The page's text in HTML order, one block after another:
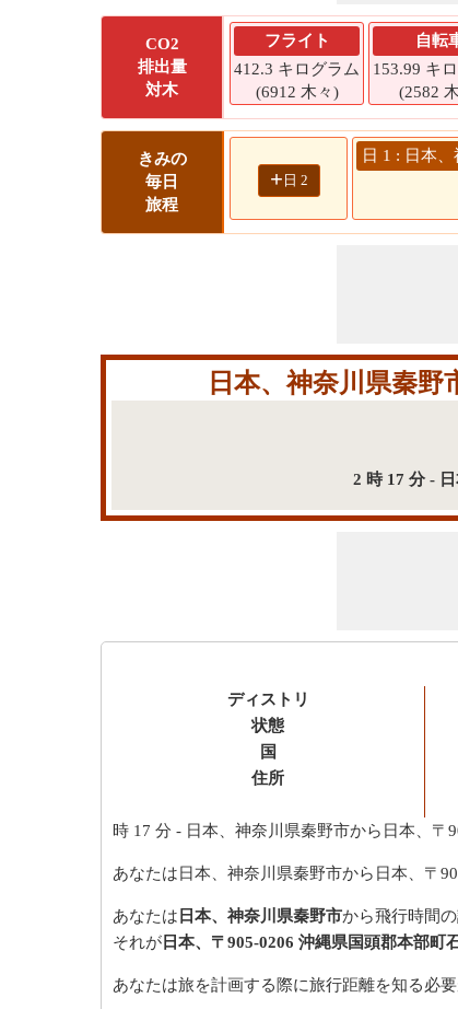
CO2
排出量
対木
フライト
412.3 キログラム
(6912 木々)
自転
153.99 キ
(2582
きみの
毎日
旅程
+ 日 2
日 1 : 日本
日本、神奈川県秦野
2 時 17 分 -
ディストリ
状態
国
住所
時 17 分 - 日本、神奈川県秦野市から日本、〒
あなたは日本、神奈川県秦野市から日本、〒
あなたは 日本、神奈川県秦野市から飛行時間
それが 日本、〒905-0206 沖縄県国頭郡本部町
あなたは旅を計画する際に旅行距離を知る必要